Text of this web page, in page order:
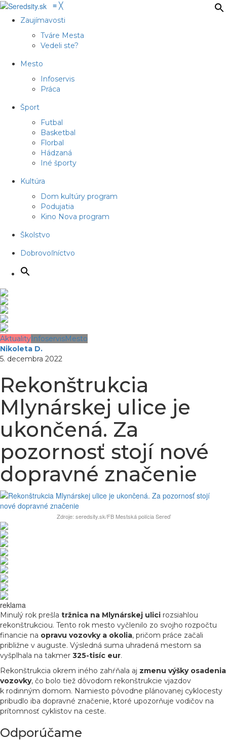
≡ ╳
Zaujímavosti
Tváre Mesta
Vedeli ste?
Mesto
Infoservis
Práca
Šport
Futbal
Basketbal
Florbal
Hádzaná
Iné športy
Kultúra
Dom kultúry program
Podujatia
Kino Nova program
Školstvo
Dobrovoľníctvo
Aktuality InfoservisMesto
Nikoleta D.
5. decembra 2022
Rekonštrukcia
Mlynárskej ulice je
ukončená. Za
pozornosť stojí nové
dopravné značenie
Zdroje: seredsity.sk/FB Mestská polícia Sereď
reklama
Minulý rok prešla tržnica na Mlynárskej ulici rozsiahlou
rekonštrukciou. Tento rok mesto vyčlenilo zo svojho rozpočtu
financie na opravu vozovky a okolia, pričom práce začali
približne v auguste. Výsledná suma uhradená mestom sa
vyšplhala na takmer 325-tisíc eur.
Rekonštrukcia okrem iného zahŕňala aj zmenu výšky osadenia
vozovky, čo bolo tiež dôvodom rekonštrukcie vjazdov
k rodinným domom. Namiesto pôvodne plánovanej cyklocesty
pribudlo iba dopravné značenie, ktoré upozorňuje vodičov na
prítomnosť cyklistov na ceste.
Odporúčame